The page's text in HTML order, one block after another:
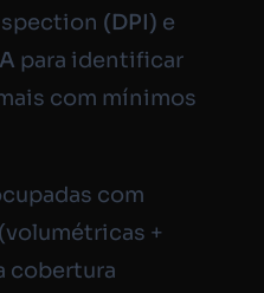
(DPI) e
para identificar
com mínimos
com
+
cobertura